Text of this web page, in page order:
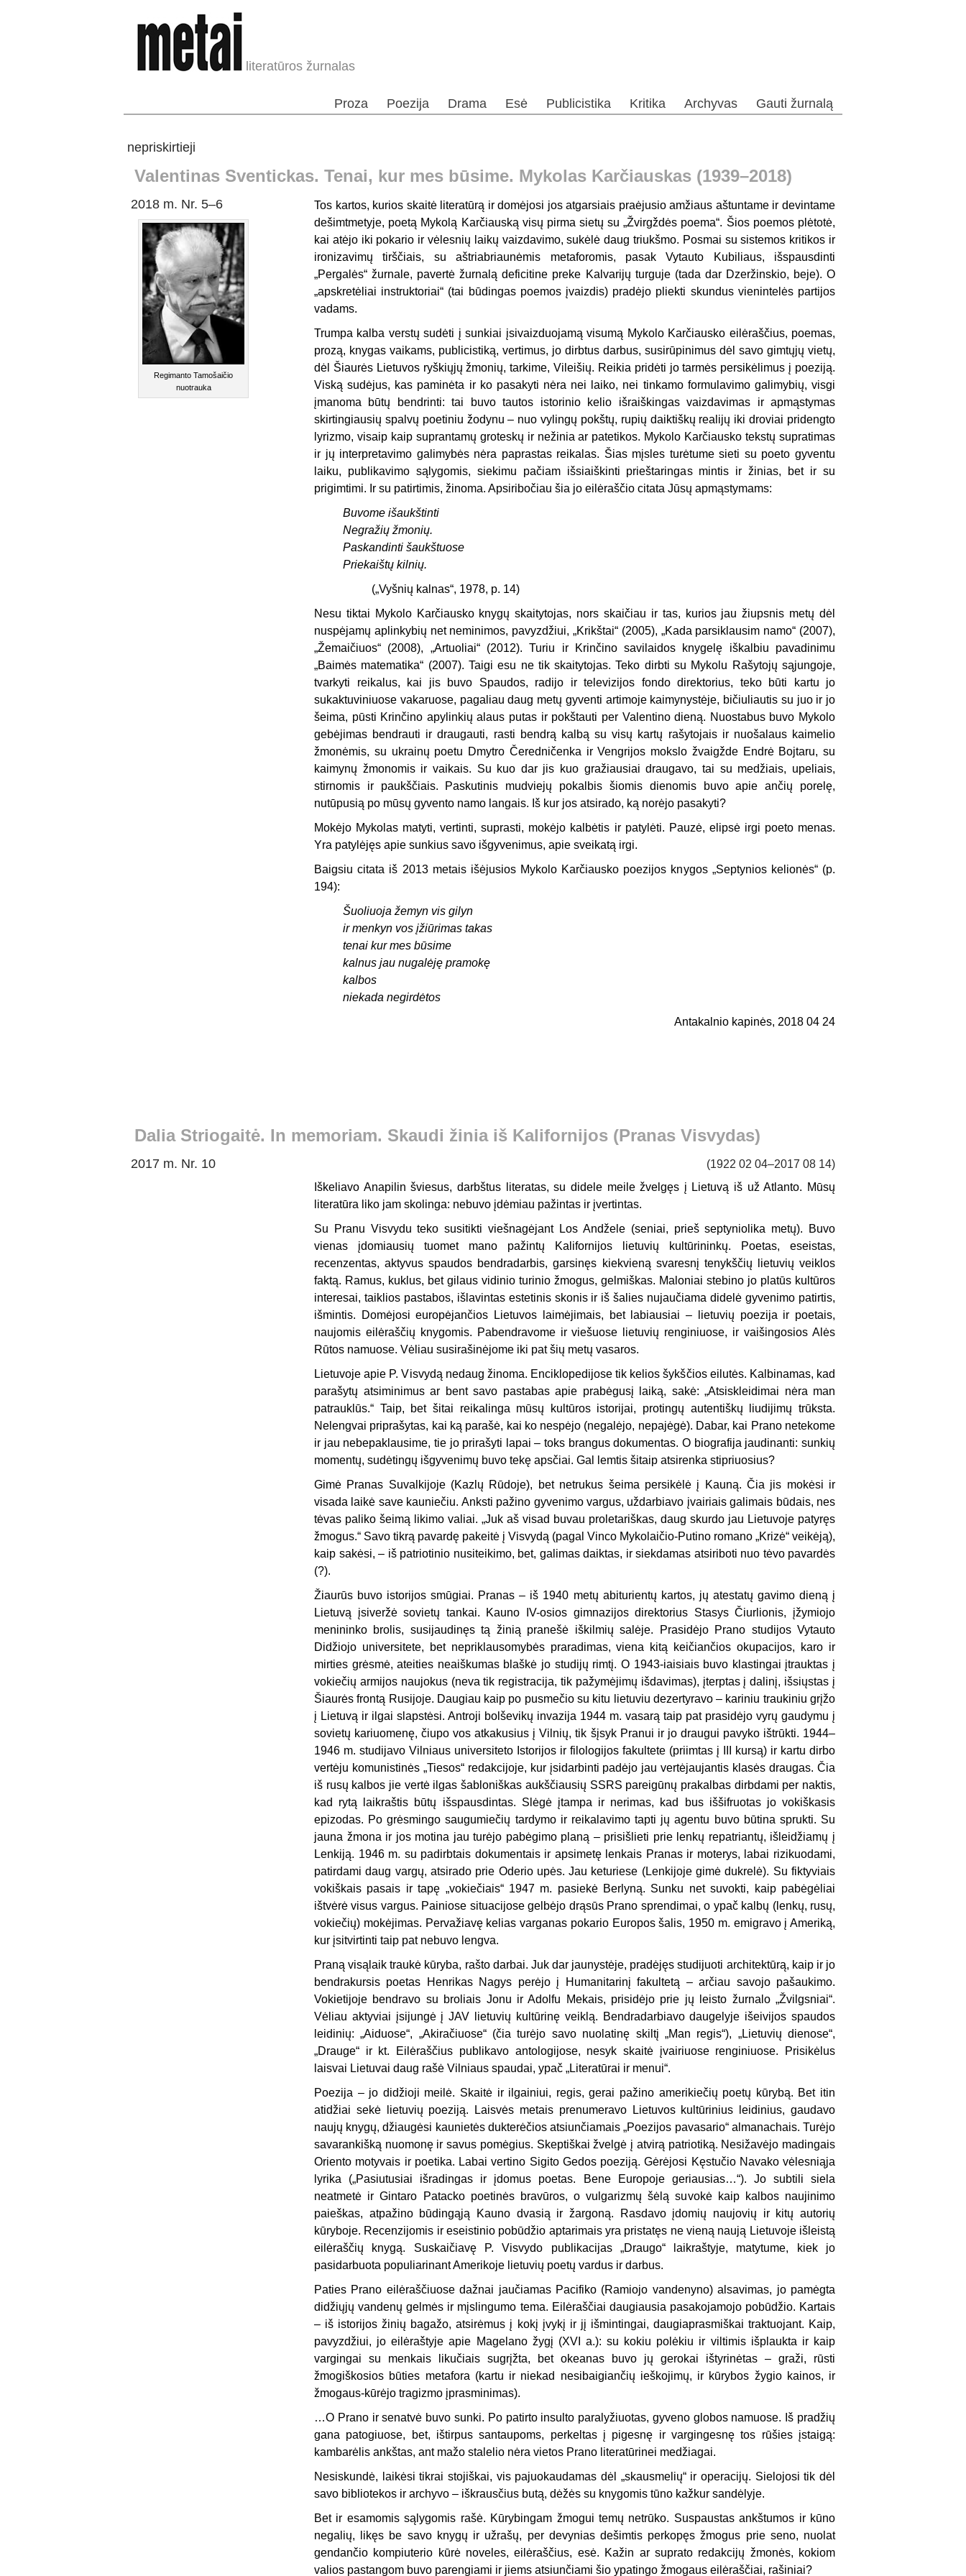
literatūros žurnalas
Proza Poezija Drama Esė Publicistika Kritika Archyvas Gauti žurnalą
nepriskirtieji
Valentinas Sventickas. Tenai, kur mes būsime. Mykolas Karčiauskas (1939–2018)
2018 m. Nr. 5–6
Regimanto Tamošaičio
nuotrauka
Tos kartos, kurios skaitė literatūrą ir domėjosi jos atgarsiais praėjusio amžiaus aštuntame ir devintame
dešimtmetyje, poetą Mykolą Karčiauską visų pirma sietų su „Žvirgždės poema“. Šios poemos plėtotė,
kai atėjo iki pokario ir vėlesnių laikų vaizdavimo, sukėlė daug triukšmo. Posmai su sistemos kritikos ir
ironizavimų tirščiais, su aštriabriaunėmis metaforomis, pasak Vytauto Kubiliaus, išspausdinti
„Pergalės“ žurnale, pavertė žurnalą deficitine preke Kalvarijų turguje (tada dar Dzeržinskio, beje). O
„apskretėliai instruktoriai“ (tai būdingas poemos įvaizdis) pradėjo pliekti skundus vienintelės partijos
vadams.
Trumpa kalba verstų sudėti į sunkiai įsivaizduojamą visumą Mykolo Karčiausko eilėraščius, poemas,
prozą, knygas vaikams, publicistiką, vertimus, jo dirbtus darbus, susirūpinimus dėl savo gimtųjų vietų,
dėl Šiaurės Lietuvos ryškiųjų žmonių, tarkime, Vileišių. Reikia pridėti jo tarmės persikėlimus į poeziją.
Viską sudėjus, kas paminėta ir ko pasakyti nėra nei laiko, nei tinkamo formulavimo galimybių, visgi
įmanoma būtų bendrinti: tai buvo tautos istorinio kelio išraiškingas vaizdavimas ir apmąstymas
skirtingiausių spalvų poetiniu žodynu – nuo vylingų pokštų, rupių daiktiškų realijų iki droviai pridengto
lyrizmo, visaip kaip suprantamų groteskų ir nežinia ar patetikos. Mykolo Karčiausko tekstų supratimas
ir jų interpretavimo galimybės nėra paprastas reikalas. Šias mįsles turėtume sieti su poeto gyventu
laiku, publikavimo sąlygomis, siekimu pačiam išsiaiškinti prieštaringas mintis ir žinias, bet ir su
prigimtimi. Ir su patirtimis, žinoma. Apsiribočiau šia jo eilėraščio citata Jūsų apmąstymams:
Buvome išaukštinti
Negražių žmonių.
Paskandinti šaukštuose
Priekaištų kilnių.
(„Vyšnių kalnas“, 1978, p. 14)
Nesu tiktai Mykolo Karčiausko knygų skaitytojas, nors skaičiau ir tas, kurios jau žiupsnis metų dėl
nuspėjamų aplinkybių net neminimos, pavyzdžiui, „Krikštai“ (2005), „Kada parsiklausim namo“ (2007),
„Žemaičiuos“ (2008), „Artuoliai“ (2012). Turiu ir Krinčino savilaidos knygelę iškalbiu pavadinimu
„Baimės matematika“ (2007). Taigi esu ne tik skaitytojas. Teko dirbti su Mykolu Rašytojų sąjungoje,
tvarkyti reikalus, kai jis buvo Spaudos, radijo ir televizijos fondo direktorius, teko būti kartu jo
sukaktuviniuose vakaruose, pagaliau daug metų gyventi artimoje kaimynystėje, bičiuliautis su juo ir jo
šeima, pūsti Krinčino apylinkių alaus putas ir pokštauti per Valentino dieną. Nuostabus buvo Mykolo
gebėjimas bendrauti ir draugauti, rasti bendrą kalbą su visų kartų rašytojais ir nuošalaus kaimelio
žmonėmis, su ukrainų poetu Dmytro Čeredničenka ir Vengrijos mokslo žvaigžde Endrė Bojtaru, su
kaimynų žmonomis ir vaikais. Su kuo dar jis kuo gražiausiai draugavo, tai su medžiais, upeliais,
stirnomis ir paukščiais. Paskutinis mudviejų pokalbis šiomis dienomis buvo apie ančių porelę,
nutūpusią po mūsų gyvento namo langais. Iš kur jos atsirado, ką norėjo pasakyti?
Mokėjo Mykolas matyti, vertinti, suprasti, mokėjo kalbėtis ir patylėti. Pauzė, elipsė irgi poeto menas.
Yra patylėjęs apie sunkius savo išgyvenimus, apie sveikatą irgi.
Baigsiu citata iš 2013 metais išėjusios Mykolo Karčiausko poezijos knygos „Septynios kelionės“ (p.
194):
Šuoliuoja žemyn vis gilyn
ir menkyn vos įžiūrimas takas
tenai kur mes būsime
kalnus jau nugalėję pramokę
kalbos
niekada negirdėtos
Antakalnio kapinės, 2018 04 24
Dalia Striogaitė. In memoriam. Skaudi žinia iš Kalifornijos (Pranas Visvydas)
2017 m. Nr. 10
(1922 02 04–2017 08 14)
Iškeliavo Anapilin šviesus, darbštus literatas, su didele meile žvelgęs į Lietuvą iš už Atlanto. Mūsų
literatūra liko jam skolinga: nebuvo įdėmiau pažintas ir įvertintas.
Su Pranu Visvydu teko susitikti viešnagėjant Los Andžele (seniai, prieš septyniolika metų). Buvo
vienas įdomiausių tuomet mano pažintų Kalifornijos lietuvių kultūrininkų. Poetas, eseistas,
recenzentas, aktyvus spaudos bendradarbis, garsinęs kiekvieną svaresnį tenykščių lietuvių veiklos
faktą. Ramus, kuklus, bet gilaus vidinio turinio žmogus, gelmiškas. Maloniai stebino jo platūs kultūros
interesai, taiklios pastabos, išlavintas estetinis skonis ir iš šalies nujaučiama didelė gyvenimo patirtis,
išmintis. Domėjosi europėjančios Lietuvos laimėjimais, bet labiausiai – lietuvių poezija ir poetais,
naujomis eilėraščių knygomis. Pabendravome ir viešuose lietuvių renginiuose, ir vaišingosios Alės
Rūtos namuose. Vėliau susirašinėjome iki pat šių metų vasaros.
Lietuvoje apie P. Visvydą nedaug žinoma. Enciklopedijose tik kelios šykščios eilutės. Kalbinamas, kad
parašytų atsiminimus ar bent savo pastabas apie prabėgusį laiką, sakė: „Atsiskleidimai nėra man
patrauklūs.“ Taip, bet šitai reikalinga mūsų kultūros istorijai, protingų autentiškų liudijimų trūksta.
Nelengvai priprašytas, kai ką parašė, kai ko nespėjo (negalėjo, nepajėgė). Dabar, kai Prano netekome
ir jau nebepaklausime, tie jo prirašyti lapai – toks brangus dokumentas. O biografija jaudinanti: sunkių
momentų, sudėtingų išgyvenimų buvo tekę apsčiai. Gal lemtis šitaip atsirenka stipriuosius?
Gimė Pranas Suvalkijoje (Kazlų Rūdoje), bet netrukus šeima persikėlė į Kauną. Čia jis mokėsi ir
visada laikė save kauniečiu. Anksti pažino gyvenimo vargus, uždarbiavo įvairiais galimais būdais, nes
tėvas paliko šeimą likimo valiai. „Juk aš visad buvau proletariškas, daug skurdo jau Lietuvoje patyręs
žmogus.“ Savo tikrą pavardę pakeitė į Visvydą (pagal Vinco Mykolaičio-Putino romano „Krizė“ veikėją),
kaip sakėsi, – iš patriotinio nusiteikimo, bet, galimas daiktas, ir siekdamas atsiriboti nuo tėvo pavardės
(?).
Žiaurūs buvo istorijos smūgiai. Pranas – iš 1940 metų abiturientų kartos, jų atestatų gavimo dieną į
Lietuvą įsiveržė sovietų tankai. Kauno IV-osios gimnazijos direktorius Stasys Čiurlionis, įžymiojo
menininko brolis, susijaudinęs tą žinią pranešė iškilmių salėje. Prasidėjo Prano studijos Vytauto
Didžiojo universitete, bet nepriklausomybės praradimas, viena kitą keičiančios okupacijos, karo ir
mirties grėsmė, ateities neaiškumas blaškė jo studijų rimtį. O 1943-iaisiais buvo klastingai įtrauktas į
vokiečių armijos naujokus (neva tik registracija, tik pažymėjimų išdavimas), įterptas į dalinį, išsiųstas į
Šiaurės frontą Rusijoje. Daugiau kaip po pusmečio su kitu lietuviu dezertyravo – kariniu traukiniu grįžo
į Lietuvą ir ilgai slapstėsi. Antroji bolševikų invazija 1944 m. vasarą taip pat prasidėjo vyrų gaudymu į
sovietų kariuomenę, čiupo vos atkakusius į Vilnių, tik šįsyk Pranui ir jo draugui pavyko ištrūkti. 1944–
1946 m. studijavo Vilniaus universiteto Istorijos ir filologijos fakultete (priimtas į III kursą) ir kartu dirbo
vertėju komunistinės „Tiesos“ redakcijoje, kur įsidarbinti padėjo jau vertėjaujantis klasės draugas. Čia
iš rusų kalbos jie vertė ilgas šabloniškas aukščiausių SSRS pareigūnų prakalbas dirbdami per naktis,
kad rytą laikraštis būtų išspausdintas. Slėgė įtampa ir nerimas, kad bus iššifruotas jo vokiškasis
epizodas. Po grėsmingo saugumiečių tardymo ir reikalavimo tapti jų agentu buvo būtina sprukti. Su
jauna žmona ir jos motina jau turėjo pabėgimo planą – prisišlieti prie lenkų repatriantų, išleidžiamų į
Lenkiją. 1946 m. su padirbtais dokumentais ir apsimetę lenkais Pranas ir moterys, labai rizikuodami,
patirdami daug vargų, atsirado prie Oderio upės. Jau keturiese (Lenkijoje gimė dukrelė). Su fiktyviais
vokiškais pasais ir tapę „vokiečiais“ 1947 m. pasiekė Berlyną. Sunku net suvokti, kaip pabėgėliai
ištvėrė visus vargus. Painiose situacijose gelbėjo drąsūs Prano sprendimai, o ypač kalbų (lenkų, rusų,
vokiečių) mokėjimas. Pervažiavę kelias varganas pokario Europos šalis, 1950 m. emigravo į Ameriką,
kur įsitvirtinti taip pat nebuvo lengva.
Praną visąlaik traukė kūryba, rašto darbai. Juk dar jaunystėje, pradėjęs studijuoti architektūrą, kaip ir jo
bendrakursis poetas Henrikas Nagys perėjo į Humanitarinį fakultetą – arčiau savojo pašaukimo.
Vokietijoje bendravo su broliais Jonu ir Adolfu Mekais, prisidėjo prie jų leisto žurnalo „Žvilgsniai“.
Vėliau aktyviai įsijungė į JAV lietuvių kultūrinę veiklą. Bendradarbiavo daugelyje išeivijos spaudos
leidinių: „Aiduose“, „Akiračiuose“ (čia turėjo savo nuolatinę skiltį „Man regis“), „Lietuvių dienose“,
„Drauge“ ir kt. Eilėraščius publikavo antologijose, nesyk skaitė įvairiuose renginiuose. Prisikėlus
laisvai Lietuvai daug rašė Vilniaus spaudai, ypač „Literatūrai ir menui“.
Poezija – jo didžioji meilė. Skaitė ir ilgainiui, regis, gerai pažino amerikiečių poetų kūrybą. Bet itin
atidžiai sekė lietuvių poeziją. Laisvės metais prenumeravo Lietuvos kultūrinius leidinius, gaudavo
naujų knygų, džiaugėsi kaunietės dukterėčios atsiunčiamais „Poezijos pavasario“ almanachais. Turėjo
savarankišką nuomonę ir savus pomėgius. Skeptiškai žvelgė į atvirą patriotiką. Nesižavėjo madingais
Oriento motyvais ir poetika. Labai vertino Sigito Gedos poeziją. Gėrėjosi Kęstučio Navako vėlesniąja
lyrika („Pasiutusiai išradingas ir įdomus poetas. Bene Europoje geriausias…“). Jo subtili siela
neatmetė ir Gintaro Patacko poetinės bravūros, o vulgarizmų šėlą suvokė kaip kalbos naujinimo
paieškas, atpažino būdingąją Kauno dvasią ir žargoną. Rasdavo įdomių naujovių ir kitų autorių
kūryboje. Recenzijomis ir eseistinio pobūdžio aptarimais yra pristatęs ne vieną naują Lietuvoje išleistą
eilėraščių knygą. Suskaičiavę P. Visvydo publikacijas „Draugo“ laikraštyje, matytume, kiek jo
pasidarbuota populiarinant Amerikoje lietuvių poetų vardus ir darbus.
Paties Prano eilėraščiuose dažnai jaučiamas Pacifiko (Ramiojo vandenyno) alsavimas, jo pamėgta
didžiųjų vandenų gelmės ir mįslingumo tema. Eilėraščiai daugiausia pasakojamojo pobūdžio. Kartais
– iš istorijos žinių bagažo, atsirėmus į kokį įvykį ir jį išmintingai, daugiaprasmiškai traktuojant. Kaip,
pavyzdžiui, jo eilėraštyje apie Magelano žygį (XVI a.): su kokiu polėkiu ir viltimis išplaukta ir kaip
vargingai su menkais likučiais sugrįžta, bet okeanas buvo jų gerokai ištyrinėtas – graži, rūsti
žmogiškosios būties metafora (kartu ir niekad nesibaigiančių ieškojimų, ir kūrybos žygio kainos, ir
žmogaus-kūrėjo tragizmo įprasminimas).
…O Prano ir senatvė buvo sunki. Po patirto insulto paralyžiuotas, gyveno globos namuose. Iš pradžių
gana patogiuose, bet, ištirpus santaupoms, perkeltas į pigesnę ir vargingesnę tos rūšies įstaigą:
kambarėlis ankštas, ant mažo stalelio nėra vietos Prano literatūrinei medžiagai.
Nesiskundė, laikėsi tikrai stojiškai, vis pajuokaudamas dėl „skausmelių“ ir operacijų. Sielojosi tik dėl
savo bibliotekos ir archyvo – iškrausčius butą, dėžės su knygomis tūno kažkur sandėlyje.
Bet ir esamomis sąlygomis rašė. Kūrybingam žmogui temų netrūko. Suspaustas ankštumos ir kūno
negalių, likęs be savo knygų ir užrašų, per devynias dešimtis perkopęs žmogus prie seno, nuolat
gendančio kompiuterio kūrė noveles, eilėraščius, esė. Kažin ar suprato redakcijų žmonės, kokiom
valios pastangom buvo parengiami ir jiems atsiunčiami šio ypatingo žmogaus eilėraščiai, rašiniai?